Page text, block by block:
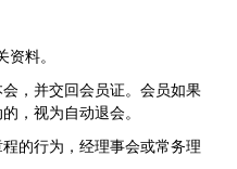
料。
，并交回会员证。会员如果
，视为自动退会。
的行为，经理事会或常务理